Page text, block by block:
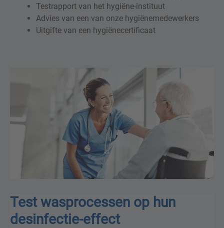
Testrapport van het hygiëne-instituut
Advies van een van onze hygiënemedewerkers
Uitgifte van een hygiënecertificaat
Test wasprocessen op hun
desinfectie-effect